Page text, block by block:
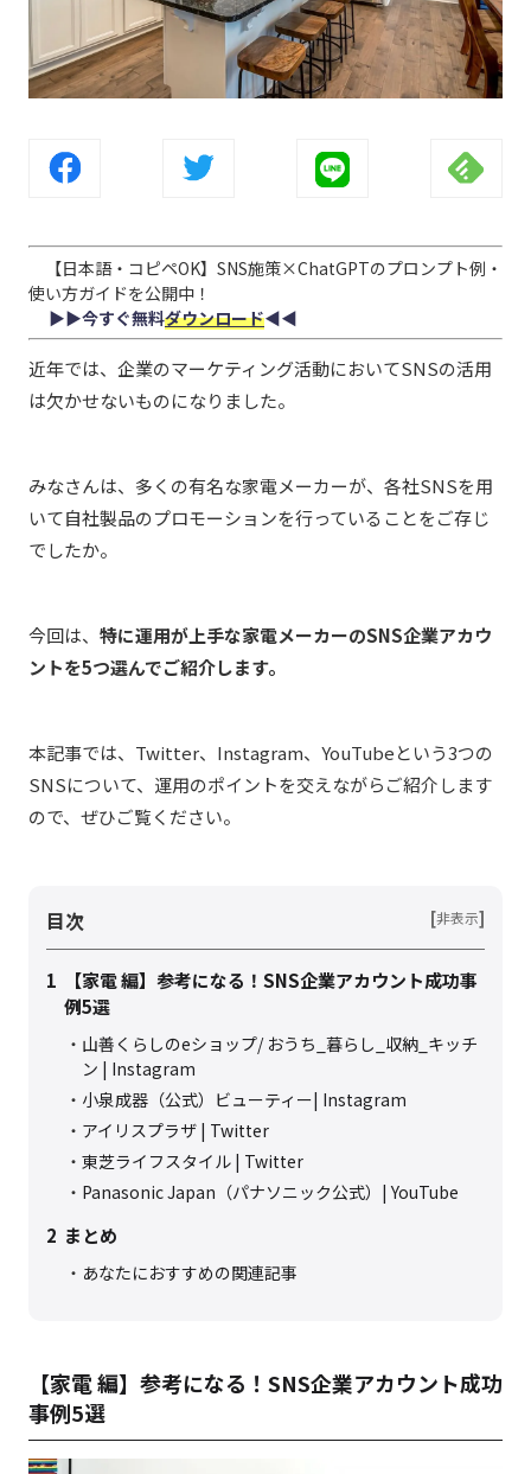
【日本語・コピペOK】SNS施策×ChatGPTのプロンプト例・
使い方ガイドを公開中！
▶︎▶︎今すぐ無料ダウンロード◀︎◀︎
近年では、企業のマーケティング活動においてSNSの活用
は欠かせないものになりました。
みなさんは、多くの有名な家電メーカーが、各社SNSを用
いて自社製品のプロモーションを行っていることをご存じ
でしたか。
今回は、 特に運用が上手な家電メーカーのSNS企業アカウ
ントを5つ選んでご紹介します。
本記事では、Twitter、Instagram、YouTubeという3つの
SNSについて、運用のポイントを交えながらご紹介します
ので、ぜひご覧ください。
目次 [非表示]
1
【家電 編】参考になる！SNS企業アカウント成功事
例5選
山善くらしのeショップ/ おうち_暮らし_収納_キッチ
ン | Instagram
小泉成器（公式）ビューティー| Instagram
アイリスプラザ | Twitter
東芝ライフスタイル | Twitter
Panasonic Japan（パナソニック公式）| YouTube
2 まとめ
あなたにおすすめの関連記事
【家電 編】参考になる！SNS企業アカウント成功
事例5選